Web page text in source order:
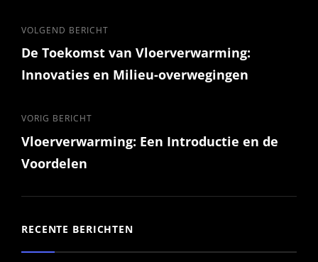
Bericht
navigatie
Vorig
bericht
VORIG BERICHT
Vloerverwarming: Een Introductie en de
Voordelen
Volgend
bericht
VOLGEND BERICHT
De Toekomst van Vloerverwarming:
Innovaties en Milieu-overwegingen
RECENTE BERICHTEN